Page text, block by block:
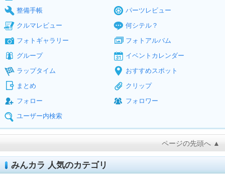
整備手帳
パーツレビュー
クルマレビュー
何シテル？
フォトギャラリー
フォトアルバム
グループ
イベントカレンダー
ラップタイム
おすすめスポット
まとめ
クリップ
フォロー
フォロワー
ユーザー内検索
ページの先頭へ ▲
みんカラ 人気のカテゴリ